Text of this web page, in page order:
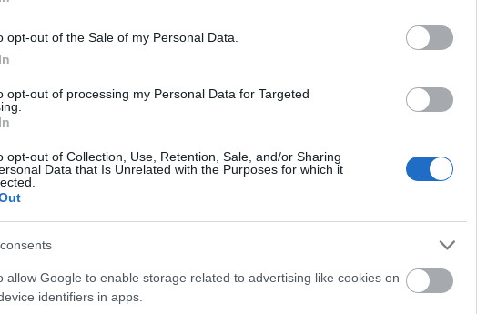
opt-out of the Sale of my Personal Data.
opt-out of processing my Personal Data for Targeted
opt-out of Collection, Use, Retention, Sale, and/or Sharing
Data that Is Unrelated with the Purposes for which it
allow Google to enable storage related to advertising like cookies on
identifiers in apps.
MA
DALRA!
A
DALRA
HIRDETÉS